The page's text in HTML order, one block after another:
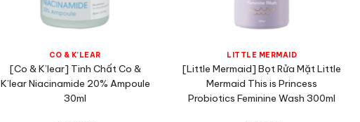
CO & K’LEAR
[Co & K’lear] Tinh Chất Co &
K’lear Niacinamide 20% Ampoule
30ml
LITTLE MERMAID
[Little Mermaid] Bọt Rửa Mặt Little
Mermaid This is Princess
Probiotics Feminine Wash 300ml